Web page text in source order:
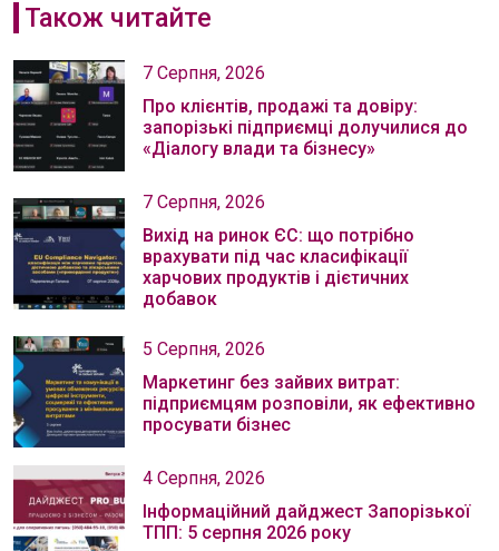
Також читайте
7 Серпня, 2026
Про клієнтів, продажі та довіру:
запорізькі підприємці долучилися до
«Діалогу влади та бізнесу»
7 Серпня, 2026
Вихід на ринок ЄС: що потрібно
врахувати під час класифікації
харчових продуктів і дієтичних
добавок
5 Серпня, 2026
Маркетинг без зайвих витрат:
підприємцям розповіли, як ефективно
просувати бізнес
4 Серпня, 2026
Інформаційний дайджест Запорізької
ТПП: 5 серпня 2026 року